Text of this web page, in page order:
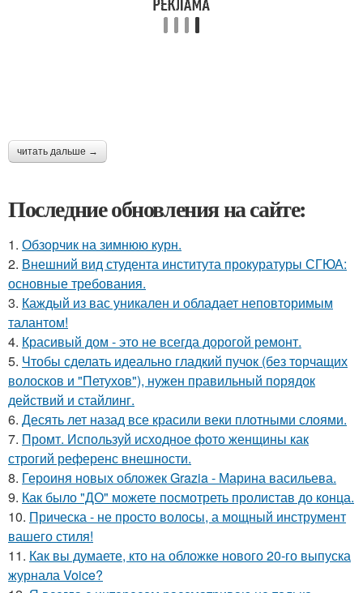
читать дальше →
Последние обновления на сайте:
1. Обзорчик на зимнюю курн.
2. Внешний вид студента института прокуратуры СГЮА:
основные требования.
3. Каждый из вас уникален и обладает неповторимым
талантом!
4. Красивый дом - это не всегда дорогой ремонт.
5. Чтобы сделать идеально гладкий пучок (без торчащих
волосков и "Петухов"), нужен правильный порядок
действий и стайлинг.
6. Десять лет назад все красили веки плотными слоями.
7. Промт. Используй исходное фото женщины как
строгий референс внешности.
8. Героиня новых обложек Grazia - Марина васильева.
9. Как было "ДО" можете посмотреть пролистав до конца.
10. Прическа - не просто волосы, а мощный инструмент
вашего стиля!
11. Как вы думаете, кто на обложке нового 20-го выпуска
журнала Voice?